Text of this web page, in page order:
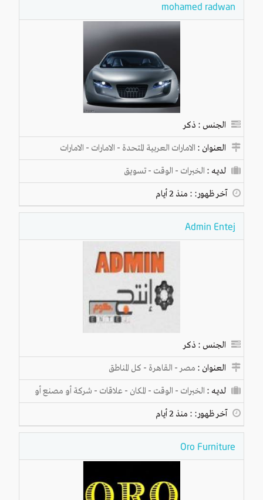
mohamed radwan
الجنس : ذكر
العنوان : الامارات العربية المتحدة - الامارات - الامارات
لديـه : الخبرات - الوقت - تسويق
آخر ظهور: : منذ 2 أيام
Admin Entej
الجنس : ذكر
العنوان : مصر- القاهرة - كل المناطق
لديـه : الخبرات - الوقت - المكان - علاقات - شركة أو مصنع أو
ورشة
آخر ظهور: : منذ 2 أيام
Oro Furniture